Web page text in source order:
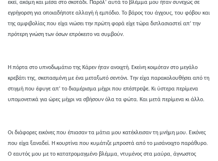
εκεί, ακόμη και μέσα στο σκοτάδι. Παρόλ’ αυτά το βλέμμα μου ήταν συνεχώς σε
εγρήγορση για οποιαδήποτε αλλαγή ή εμπόδιο. Το βάρος του άγχους, του φόβου και
της αμφιβολίας που είχα νιώσει την πρώτη φορά είχε τώρα διπλασιαστεί απ’ την
πρότερη γνώση των όσων επρόκειτο να συμβούν.
Η πόρτα στο υπνοδωμάτιο της Κάρεν ήταν ανοιχτή. Εκείνη κοιμόταν στο μεγάλο
κρεβάτι της, σκεπασμένη με ένα μεταξωτό σεντόνι. Την είχα παρακολουθήσει από τη
στιγμή που έφυγε απ’ το διαμέρισμα μέχρι που επέστρεψε. Κι ύστερα περίμενα
υπομονετικά για ώρες μέχρι να σβήσουν όλα τα φώτα. Και μετά περίμενα κι άλλο.
Οι διάφορες εικόνες που έπιασαν τα μάτια μου κατέκλεισαν τη μνήμη μου. Εικόνες
που είχα ξαναδεί. Η κουρτίνα που κυμάτιζε μπροστά από το μισάνοιχτο παράθυρο.
Ο εαυτός μου με το κατατρομαγμένο βλέμμα, ντυμένος στα μαύρα, άγνωστος